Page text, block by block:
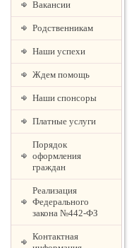
Вакансии
Родственникам
Наши успехи
Ждем помощь
Наши спонсоры
Платные услуги
Порядок
оформления
граждан
Реализация
Федерального
закона №442-ФЗ
Контактная